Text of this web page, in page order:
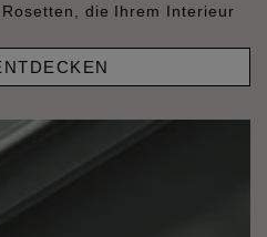
die Ihrem Interieur